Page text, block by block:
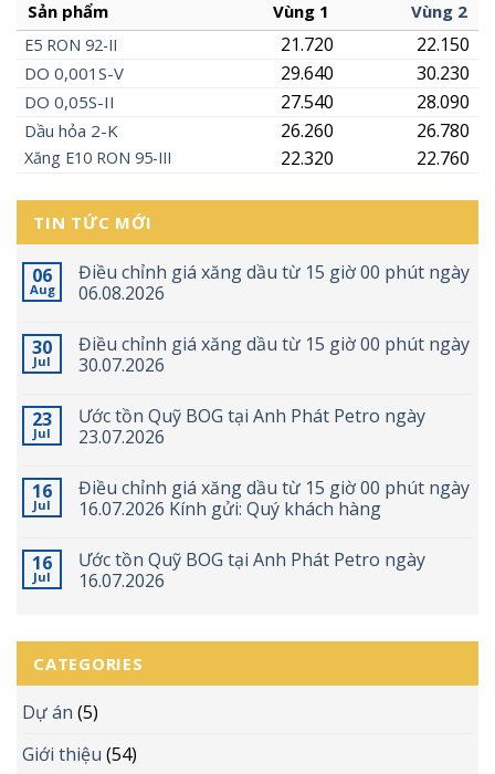
Sản phẩm
Vùng 1 Vùng 2
E5 RON 92-II 22.150
21.720
DO 0,001S-V 30.230
29.640
DO 0,05S-II 28.090
27.540
Dầu hỏa 2-K 26.780
26.260
Xăng E10 RON 95-III 22.760
22.320
TIN TỨC MỚI
06
Aug
Điều chỉnh giá xăng dầu từ 15 giờ 00 phút ngày
06.08.2026
30
Jul
Điều chỉnh giá xăng dầu từ 15 giờ 00 phút ngày
30.07.2026
23
Jul
Ước tồn Quỹ BOG tại Anh Phát Petro ngày
23.07.2026
16
Jul
Điều chỉnh giá xăng dầu từ 15 giờ 00 phút ngày
16.07.2026 Kính gửi: Quý khách hàng
16
Jul
Ước tồn Quỹ BOG tại Anh Phát Petro ngày
16.07.2026
CATEGORIES
Dự án (5)
Giới thiệu (54)